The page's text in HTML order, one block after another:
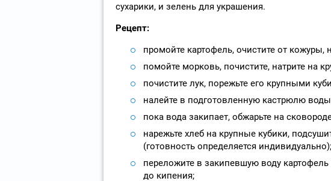
сухарики, и зелень для украшения.
Рецепт:
промойте картофель, очистите от кожуры,
помойте морковь, почистите, натрите на
почистите лук, порежьте его крупными
налейте в подготовленную кастрюлю
пока вода закипает, обжарьте на
нарежьте хлеб на крупные кубики,
(готовность определяется индивидуально);
переложите в закипевшую воду
до кипения;